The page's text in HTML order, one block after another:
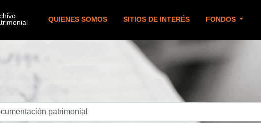
QUIENES SOMOS SITIOS DE INTERÉS FONDOS